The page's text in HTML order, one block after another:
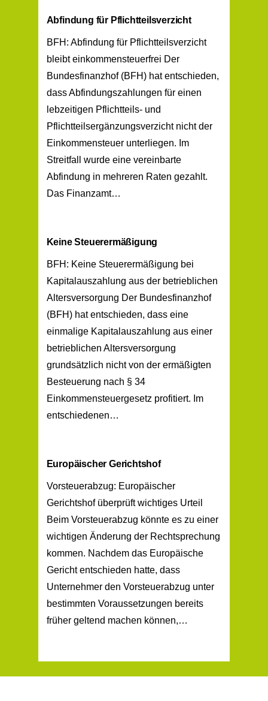
Abfindung für Pflichtteilsverzicht
BFH: Abfindung für Pflichtteilsverzicht
bleibt einkommensteuerfrei Der
Bundesfinanzhof (BFH) hat entschieden,
dass Abfindungszahlungen für einen
lebzeitigen Pflichtteils- und
Pflichtteilsergänzungsverzicht nicht der
Einkommensteuer unterliegen. Im
Streitfall wurde eine vereinbarte
Abfindung in mehreren Raten gezahlt.
Das Finanzamt…
Keine Steuerermäßigung
BFH: Keine Steuerermäßigung bei
Kapitalauszahlung aus der betrieblichen
Altersversorgung Der Bundesfinanzhof
(BFH) hat entschieden, dass eine
einmalige Kapitalauszahlung aus einer
betrieblichen Altersversorgung
grundsätzlich nicht von der ermäßigten
Besteuerung nach § 34
Einkommensteuergesetz profitiert. Im
entschiedenen…
Europäischer Gerichtshof
Vorsteuerabzug: Europäischer
Gerichtshof überprüft wichtiges Urteil
Beim Vorsteuerabzug könnte es zu einer
wichtigen Änderung der Rechtsprechung
kommen. Nachdem das Europäische
Gericht entschieden hatte, dass
Unternehmer den Vorsteuerabzug unter
bestimmten Voraussetzungen bereits
früher geltend machen können,…